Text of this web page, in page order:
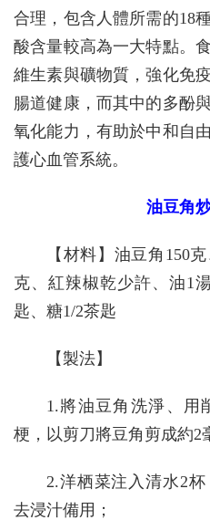
合理，包含人體所需的18
酸含量較高為一大特點。
維生素與礦物質，強化免
腸道健康，而其中的多酚
氧化能力，有助於中和自
護心血管系統。
油豆角
【材料】油豆角150
克、紅辣椒乾少許、油1
匙、糖1/2茶匙
【製法】
1.將油豆角洗淨、用
梗，以剪刀將豆角剪成約2
2.洋栖菜注入清水2
去浸汁備用；